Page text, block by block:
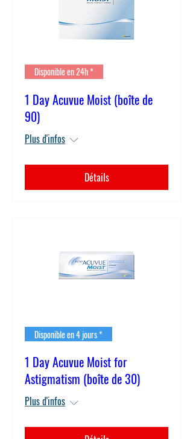
Disponible en 24h *
1 Day Acuvue Moist (boîte de
90)
Plus d'infos
Détails
Disponible en 4 jours *
1 Day Acuvue Moist for
Astigmatism (boîte de 30)
Plus d'infos